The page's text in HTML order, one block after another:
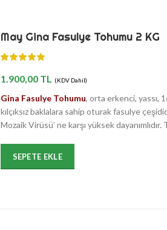
May Gina Fasulye Tohumu 2 KG
1.900,00TL (KDV Dahil)
Gina Fasulye Tohumu, orta erkenci, yassı,
kılçıksız baklalara sahip oturak fasulye
Mozaik Virüsü’ ne karşı yüksek
SEPETE EKLE